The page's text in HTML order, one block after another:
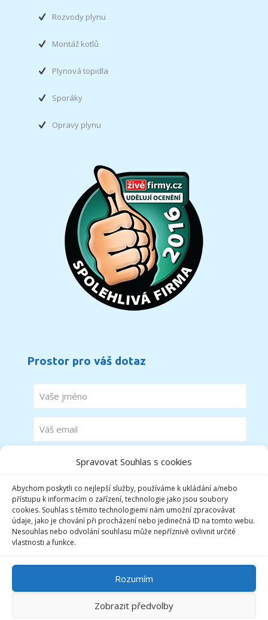
Spravovat Souhlas s cookies
Abychom poskytli co nejlepší služby, používáme k ukládání a/nebo
přístupu k informacím o zařízení, technologie jako jsou soubory
cookies. Souhlas s těmito technologiemi nám umožní zpracovávat
údaje, jako je chování při procházení nebo jedinečná ID na tomto webu.
Nesouhlas nebo odvolání souhlasu může nepříznivě ovlivnit určité
vlastnosti a funkce.
Rozumím
Zobrazit předvolby
Rozvody plynu
Montáž kotlů
Plynová topidla
Sporáky
Opravy plynu
Prostor pro váš dotaz
Realizace © 2016,Xcreative - webdesign